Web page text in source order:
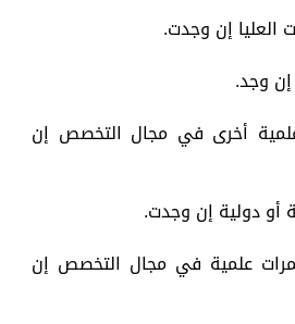
إن وجدت.
إن وجد.
أخرى في مجال التخصص إن
أو دولية إن وجدت.
علمية في مجال التخصص إن